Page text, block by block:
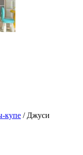
купе / Джуси